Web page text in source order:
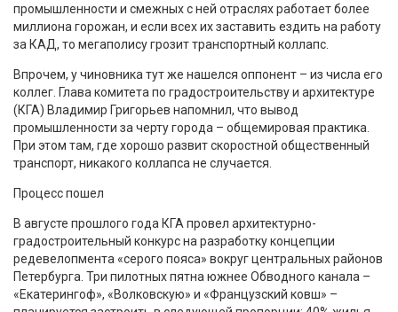
промышленности и смежных с ней отраслях работает более
миллиона горожан, и если всех их заставить ездить на работу
за КАД, то мегаполису грозит транспортный коллапс.
Впрочем, у чиновника тут же нашелся оппонент – из числа его
коллег. Глава комитета по градостроительству и архитектуре
(КГА) Владимир Григорьев напомнил, что вывод
промышленности за черту города – общемировая практика.
При этом там, где хорошо развит скоростной общественный
транспорт, никакого коллапса не случается.
Процесс пошел
В августе прошлого года КГА провел архитектурно-
градостроительный конкурс на разработку концепции
редевелопмента «серого пояса» вокруг центральных районов
Петербурга. Три пилотных пятна южнее Обводного канала –
«Екатерингоф», «Волковскую» и «Французский ковш» –